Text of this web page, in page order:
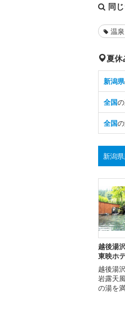
同
温
夏休
新潟県
全国
全国
新潟
越後湯
東映ホ
越後湯
岩露天
の湯を